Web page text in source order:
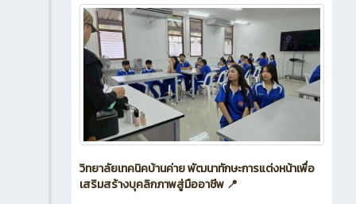
วิทยาลัยเทคนิคบ้านค่าย พัฒนาทักษะการแต่งหน้าเพื่อ
เสริมสร้างบุคลิกภาพสู่มืออาชีพ 📍